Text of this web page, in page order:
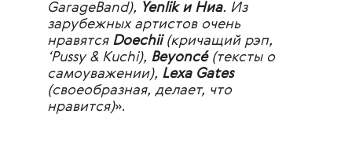
GarageBand), Yenlik и Ниа. Из
зарубежных артистов очень
нравятся Doechii(кричащий рэп,
‘Pussy & Kuchi), Beyoncé(тексты о
самоуважении), Lexa Gates
(своеобразная, делает, что
нравится)».